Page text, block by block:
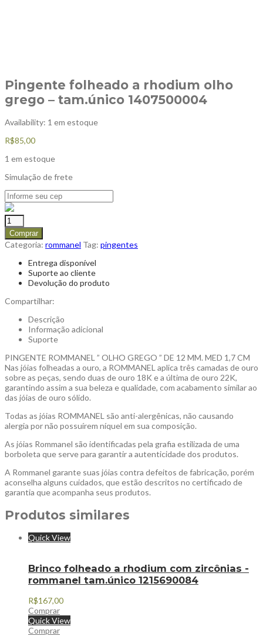
Pingente folheado a rhodium olho
grego – tam.único 1407500004
Availability: 1 em estoque
R$85,00
1 em estoque
Simulação de frete
Comprar
Categoria: rommanel Tag: pingentes
Entrega disponível
Suporte ao cliente
Devolução do produto
Compartilhar:
Descrição
Informação adicional
Suporte
PINGENTE ROMMANEL ” OLHO GREGO ” DE 12 MM. MED 1,7 CM
Nas jóias folheadas a ouro, a ROMMANEL aplica três camadas de ouro
sobre as peças, sendo duas de ouro 18K e a última de ouro 22K,
garantindo assim a sua beleza e qualidade, com acabamento similar ao
das jóias de ouro sólido.
Todas as jóias ROMMANEL são anti-alergênicas, não causando
alergia por não possuírem níquel em sua composição.
As jóias Rommanel são identificadas pela grafia estilizada de uma
borboleta que serve para garantir a autenticidade dos produtos.
A Rommanel garante suas jóias contra defeitos de fabricação, porém
aconselha alguns cuidados, que estão descritos no certificado de
garantia que acompanha seus produtos.
Produtos similares
Quick View
Brinco folheado a rhodium com zircônias -
rommanel tam.único 1215690084
R$167,00
Comprar
Quick View
Comprar